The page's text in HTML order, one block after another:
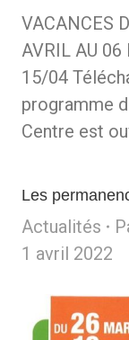
VACANCES
AVRIL AU
15/04
programme
Centre est
Les
Actualités
1 avril 2022